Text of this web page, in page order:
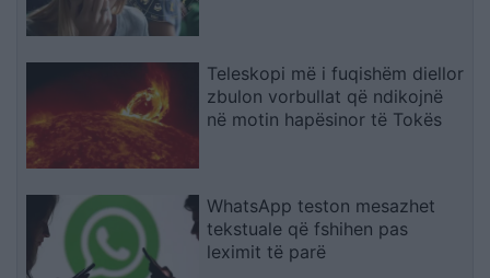
Teleskopi më i fuqishëm diellor
zbulon vorbullat që ndikojnë
në motin hapësinor të Tokës
WhatsApp teston mesazhet
tekstuale që fshihen pas
leximit të parë